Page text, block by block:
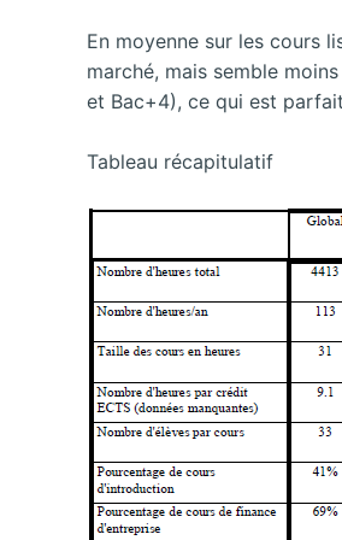
En moyenne sur les cours
marché, mais semble
et Bac+4), ce qui est
Tableau récapitulatif